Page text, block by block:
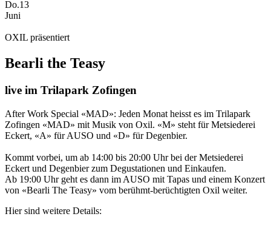
Do.13
Juni
OXIL präsentiert
Bearli the Teasy
live im Trilapark Zofingen
After Work Special «MAD»: Jeden Monat heisst es im Trilapark
Zofingen «MAD» mit Musik von Oxil. «M» steht für Metsiederei
Eckert, «A» für AUSO und «D» für Degenbier.
Kommt vorbei, um ab 14:00 bis 20:00 Uhr bei der Metsiederei
Eckert und Degenbier zum Degustationen und Einkaufen.
Ab 19:00 Uhr geht es dann im AUSO mit Tapas und einem Konzert
von «Bearli The Teasy» vom berühmt-berüchtigten Oxil weiter.
Hier sind weitere Details: